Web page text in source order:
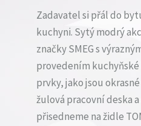
Zadavatel si přál do
kuchyni. Sytý modrý
značky SMEG s
provedením
prvky, jako jsou
žulová pracovní deska
přisedneme na židle